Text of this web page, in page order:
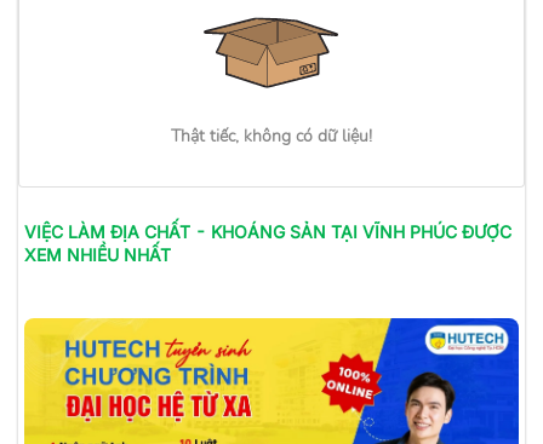
Thật tiếc, không có dữ liệu!
VIỆC LÀM ĐỊA CHẤT - KHOÁNG SẢN TẠI VĨNH PHÚC ĐƯỢC
XEM NHIỀU NHẤT